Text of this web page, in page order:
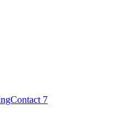
7